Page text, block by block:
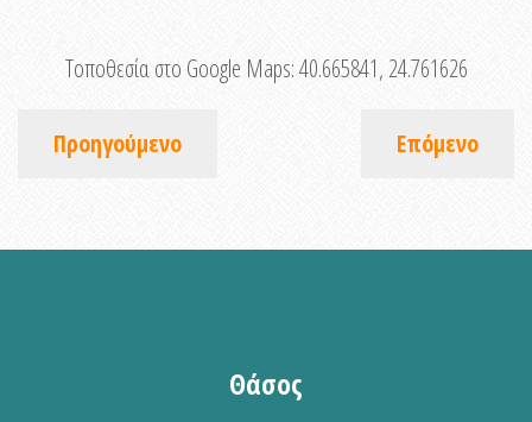
Τοποθεσία στο Google Maps:40.665841, 24.761626
Προηγούμενο Επόμενο
Θάσος